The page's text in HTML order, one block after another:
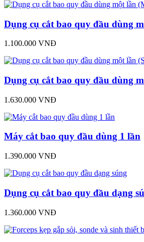
Dụng cụ cắt bao quy đầu dùng
1.100.000 VNĐ
Dụng cụ cắt bao quy đầu dùng
1.630.000 VNĐ
Máy cắt bao quy đầu dùng 1 lần
1.390.000 VNĐ
Dụng cụ cắt bao quy đầu dạng
1.360.000 VNĐ